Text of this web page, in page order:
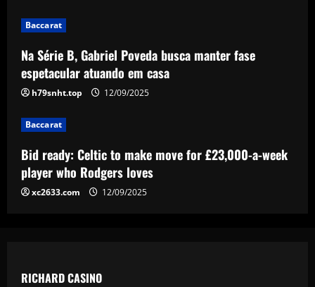
Baccarat
Offer submitted: Celtic make £6m+ bid
Baccarat
Na Série B, Gabriel Poveda busca manter fase
espetacular atuando em casa
h79snht.top 12/09/2025
Baccarat
Bid ready: Celtic to make move for £23,000-a-week
player who Rodgers loves
xc2633.com 12/09/2025
RICHARD CASINO